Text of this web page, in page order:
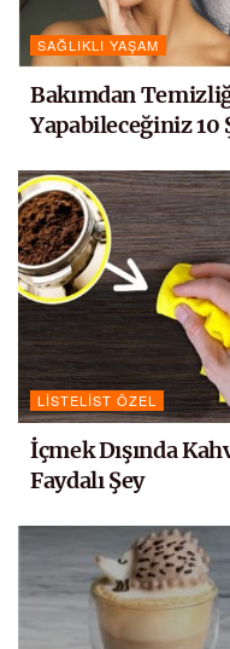
SAĞLIKLI YAŞAM
Bakımdan
Yapabileceğiniz 10
LISTELIST ÖZEL
İçmek Dışında
Faydalı Şey